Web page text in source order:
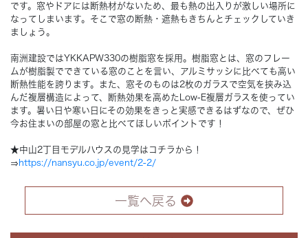
です。窓やドアには断熱材がないため、最も熱の出入りが激しい場所に
なってしまいます。そこで窓の断熱・遮熱もきちんとチェックしていき
ましょう。
南洲建設ではYKKAPW330の樹脂窓を採用。樹脂窓とは、窓のフレー
ムが樹脂製でできている窓のことを言い、アルミサッシに比べても高い
断熱性能を誇ります。また、窓そのものは2枚のガラスで空気を挟み込
んだ複層構造によって、断熱効果を高めたLow-E複層ガラスを使ってい
ます。暑い日や寒い日にその効果をきっと実感できるはずなので、ぜひ
今お住まいの部屋の窓と比べてほしいポイントです！
★中山2丁目モデルハウスの見学はコチラから！
⇒ https://nansyu.co.jp/event/2-2/
一覧へ戻る